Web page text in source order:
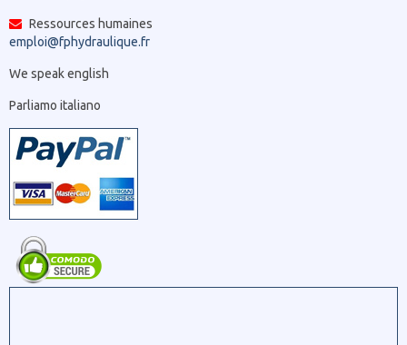
Ressources humaines
emploi@fphydraulique.fr
We speak english
Parliamo italiano